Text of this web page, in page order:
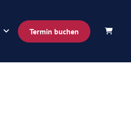
Termin buchen